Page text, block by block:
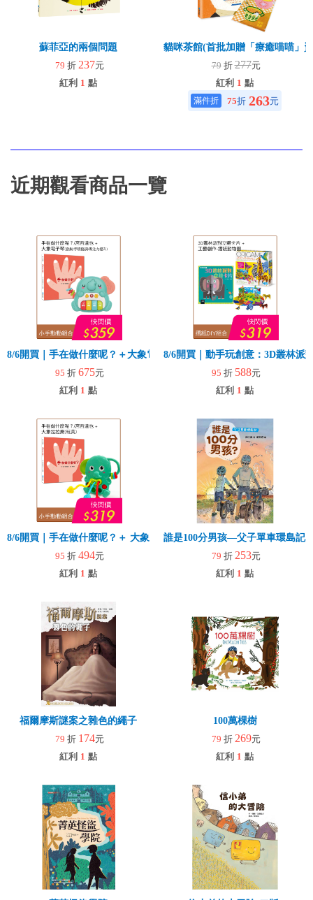
蘇菲亞的兩個問題
79 折 237元
紅利 1 點
貓咪茶館(首批加贈「療癒喵喵」
79 折277元
紅利 1 點
75折 263元
近期觀看商品一覽
8/6開買｜手在做什麼呢？＋大象電子琴
95 折 675元
紅利 1 點
8/6開買｜動手玩創意：3D叢林派
95 折 588元
紅利 1 點
8/6開買｜手在做什麼呢？＋ 大象拉拉樂(玩具)
95 折 494元
紅利 1 點
誰是100分男孩—父子單車環島記
79 折 253元
紅利 1 點
福爾摩斯謎案之雜色的繩子
79 折 174元
紅利 1 點
100萬棵樹
79 折 269元
紅利 1 點